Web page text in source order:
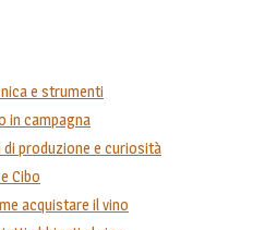
e strumenti
in campagna
di produzione e curiosità
Cibo
acquistare il vino